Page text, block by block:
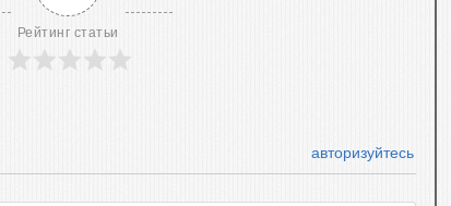
Рейтинг статьи
авторизуйтесь